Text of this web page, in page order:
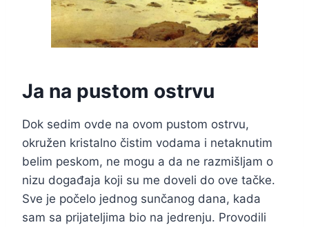
Ja na pustom ostrvu
Dok sedim ovde na ovom pustom ostrvu,
okružen kristalno čistim vodama i netaknutim
belim peskom, ne mogu a da ne razmišljam o
nizu događaja koji su me doveli do ove tačke.
Sve je počelo jednog sunčanog dana, kada
sam sa prijateljima bio na jedrenju. Provodili